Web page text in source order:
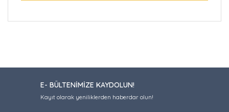
E- BÜLTENİMİZE KAYDOLUN!
Kayıt olarak yeniliklerden haberdar olun!